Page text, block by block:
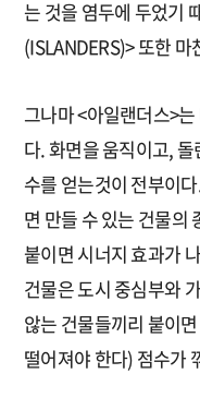
는 것을 염두에 두었기
(ISLANDERS)> 또한 마
그나마 <아일랜더스>
다. 화면을 움직이고,
수를 얻는것이 전부이
면 만들 수 있는 건물의
붙이면 시너지 효과가
건물은 도시 중심부와
않는 건물들끼리 붙이
떨어져야 한다) 점수가